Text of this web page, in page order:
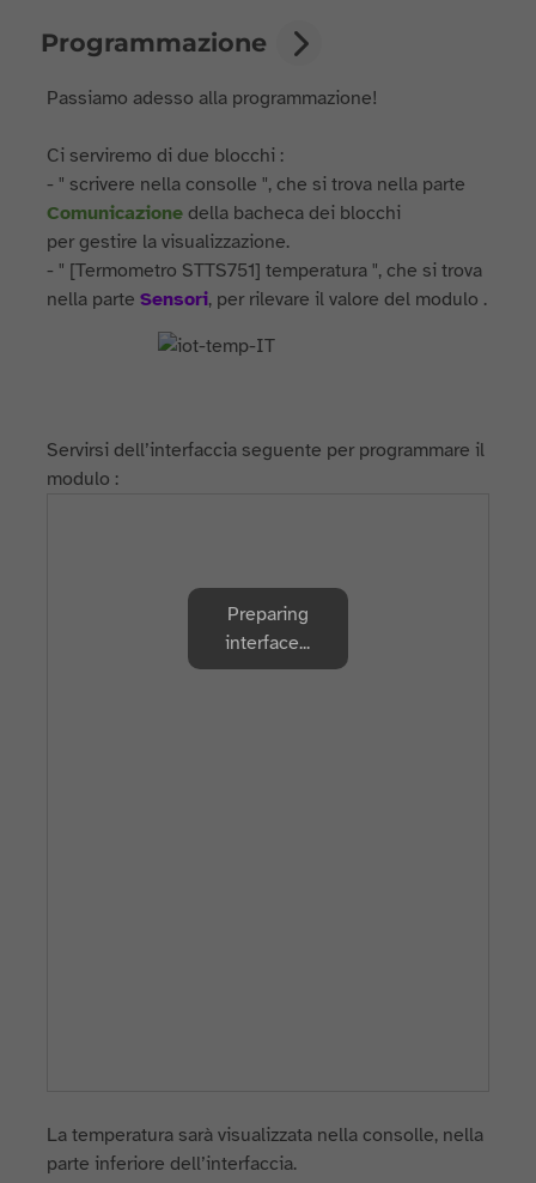
Programmazione
Passiamo adesso alla programmazione!
Ci serviremo di due blocchi :
- " scrivere nella consolle ", che si trova nella parte
Comunicazione della bacheca dei blocchi
per gestire la visualizzazione.
- " [Termometro STTS751] temperatura ", che si trova
nella parteSensori, per rilevare il valore del modulo .
Servirsi dell’interfaccia seguente per programmare il
modulo :
La temperatura sarà visualizzata nella consolle, nella
parte inferiore dell’interfaccia.
Preparing
interface...